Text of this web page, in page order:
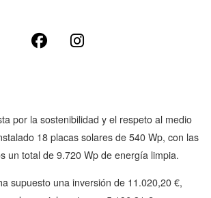
por la sostenibilidad y el respeto al medio
18 placas solares de 540 Wp, con las
un total de 9.720 Wp de energía limpia.
supuesto una inversión de 11.020,20 €,